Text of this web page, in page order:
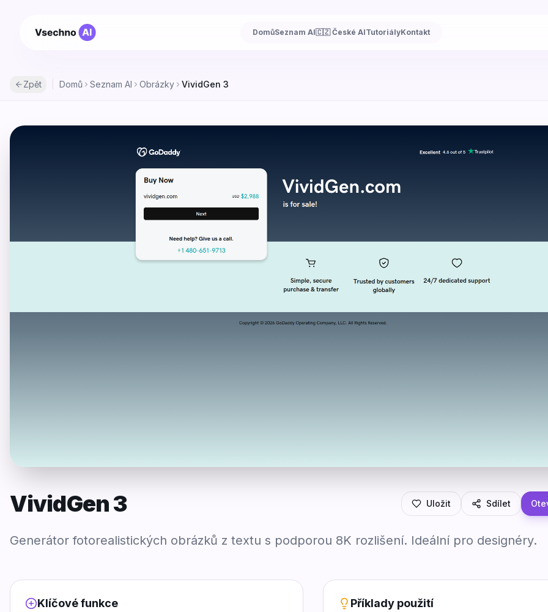
DomůSeznam AI🇨🇿 České AITutoriályKontakt
Zpět Domů Seznam AI Obrázky VividGen 3
VividGen 3 Uložit Sdílet
Generátor fotorealistických obrázků z textu s podporou 8K rozlišení. Ideální pro designéry.
Klíčové funkce Příklady použití